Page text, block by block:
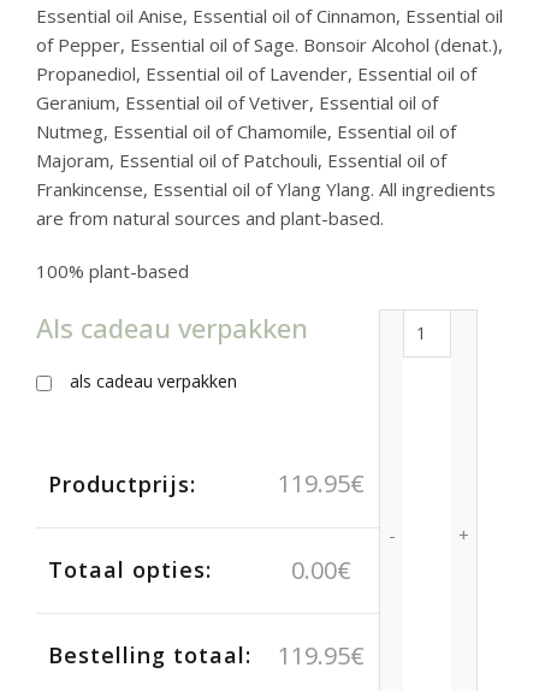
Essential oil Anise, Essential oil of Cinnamon, Essential oil
of Pepper, Essential oil of Sage. Bonsoir Alcohol (denat.),
Propanediol, Essential oil of Lavender, Essential oil of
Geranium, Essential oil of Vetiver, Essential oil of
Nutmeg, Essential oil of Chamomile, Essential oil of
Majoram, Essential oil of Patchouli, Essential oil of
Frankincense, Essential oil of Ylang Ylang. All ingredients
are from natural sources and plant-based.
100% plant-based
Als cadeau verpakken
als cadeau verpakken
Productprijs: 119.95€
Totaal opties: 0.00€
Bestelling totaal: 119.95€